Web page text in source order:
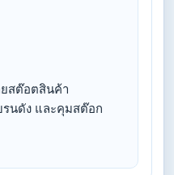
ยสต๊อตสินค้า
นดัง และคุมสต๊อก